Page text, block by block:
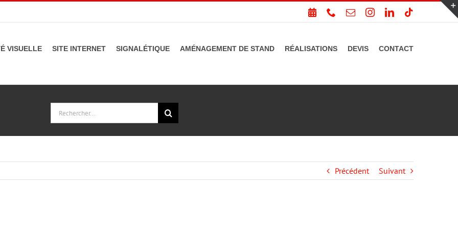
PRENDRE
RDV
Téléphone
EmailInstagram
LinkedIn
VISUELLE SITE INTERNET SIGNALÉTIQUE AMÉNAGEMENT DE STAND RÉALISATIONS DEVIS CONTACT
Rechercher:
Précédent Suivant